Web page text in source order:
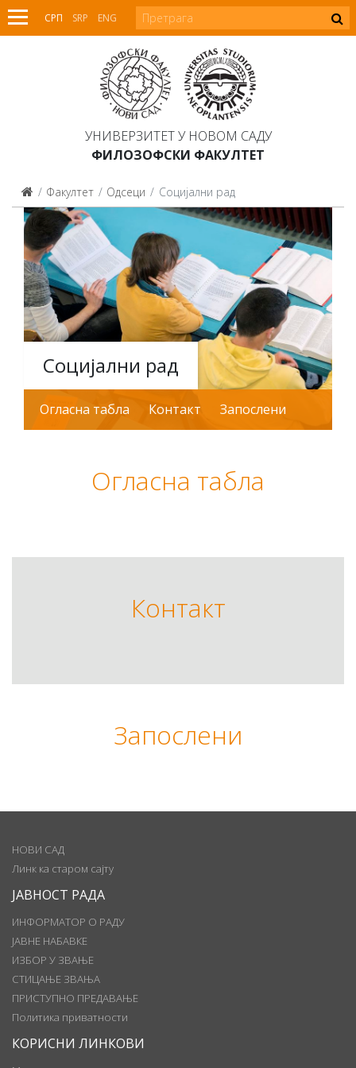
СРП SRP ENG
УНИВЕРЗИТЕТ У НОВОМ САДУ
ФИЛОЗОФСКИ ФАКУЛТЕТ
Факултет Одсеци Социјални рад
Социјални рад
Огласна табла Контакт Запослени
Огласна табла
Контакт
Запослени
НОВИ САД
Линк ка старом сајту
ЈАВНОСТ РАДА
ИНФОРМАТОР О РАДУ
ЈАВНЕ НАБАВКЕ
ИЗБОР У ЗВАЊЕ
СТИЦАЊЕ ЗВАЊА
ПРИСТУПНО ПРЕДАВАЊЕ
Политика приватности
КОРИСНИ ЛИНКОВИ